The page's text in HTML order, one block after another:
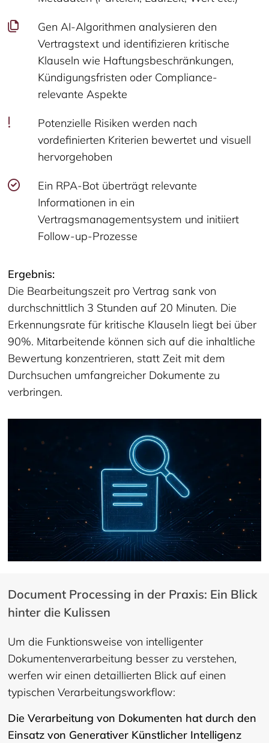
Gen AI-Algorithmen analysieren den
Vertragstext und identifizieren kritische
Klauseln wie Haftungsbeschränkungen,
Kündigungsfristen oder Compliance-
relevante Aspekte
Potenzielle Risiken werden nach
vordefinierten Kriterien bewertet und visuell
hervorgehoben
Ein RPA-Bot überträgt relevante
Informationen in ein
Vertragsmanagementsystem und initiiert
Follow-up-Prozesse
Ergebnis:
Die Bearbeitungszeit pro Vertrag sank von
durchschnittlich 3 Stunden auf 20 Minuten. Die
Erkennungsrate für kritische Klauseln liegt bei über
90%. Mitarbeitende können sich auf die inhaltliche
Bewertung konzentrieren, statt Zeit mit dem
Durchsuchen umfangreicher Dokumente zu
verbringen.
Document Processing in der Praxis: Ein Blick
hinter die Kulissen
Um die Funktionsweise von intelligenter
Dokumentenverarbeitung besser zu verstehen,
werfen wir einen detaillierten Blick auf einen
typischen Verarbeitungsworkflow:
Die Verarbeitung von Dokumenten hat durch den
Einsatz von Generativer Künstlicher Intelligenz